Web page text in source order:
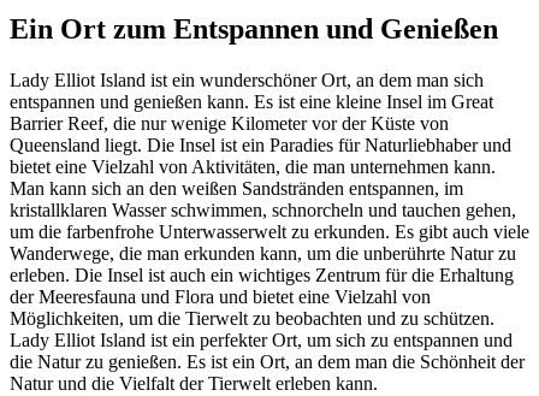
Ein Ort zum Entspannen und Genießen
Lady Elliot Island ist ein wunderschöner Ort, an dem man sich
entspannen und genießen kann. Es ist eine kleine Insel im Great
Barrier Reef, die nur wenige Kilometer vor der Küste von
Queensland liegt. Die Insel ist ein Paradies für Naturliebhaber und
bietet eine Vielzahl von Aktivitäten, die man unternehmen kann.
Man kann sich an den weißen Sandstränden entspannen, im
kristallklaren Wasser schwimmen, schnorcheln und tauchen gehen,
um die farbenfrohe Unterwasserwelt zu erkunden. Es gibt auch viele
Wanderwege, die man erkunden kann, um die unberührte Natur zu
erleben. Die Insel ist auch ein wichtiges Zentrum für die Erhaltung
der Meeresfauna und Flora und bietet eine Vielzahl von
Möglichkeiten, um die Tierwelt zu beobachten und zu schützen.
Lady Elliot Island ist ein perfekter Ort, um sich zu entspannen und
die Natur zu genießen. Es ist ein Ort, an dem man die Schönheit der
Natur und die Vielfalt der Tierwelt erleben kann.